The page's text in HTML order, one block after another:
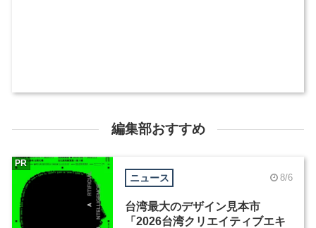
編集部おすすめ
ニュース 8/6
台湾最大のデザイン見本市
「2026台湾クリエイティブエキ
PR